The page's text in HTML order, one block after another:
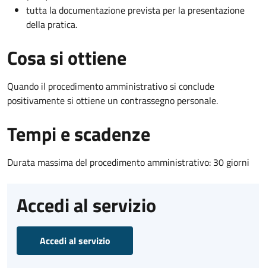
tutta la documentazione prevista per la presentazione
della pratica.
Cosa si ottiene
Quando il procedimento amministrativo si conclude
positivamente si ottiene un contrassegno personale.
Tempi e scadenze
Durata massima del procedimento amministrativo: 30 giorni
Accedi al servizio
Accedi al servizio